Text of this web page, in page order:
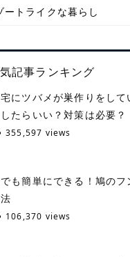
ートライクな暮らし
記事ランキング
にツバメが巣作りをして
たらいい？対策は必要？
355,597 views
も簡単にできる！鳩のフ
106,370 views